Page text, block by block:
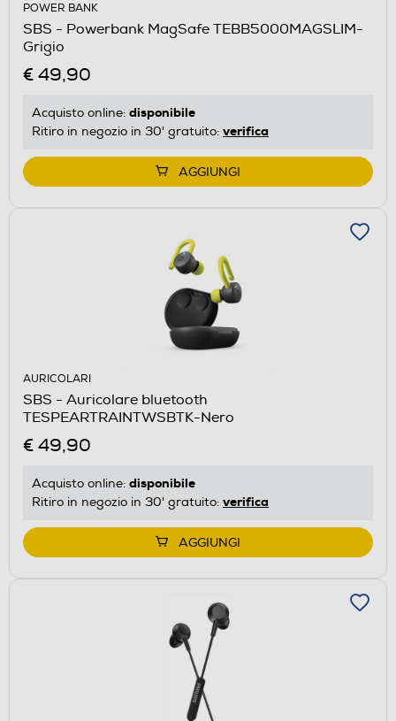
POWER BANK
SBS - Powerbank MagSafe TEBB5000MAGSLIM-
Grigio
€ 49,90
Acquisto online: disponibile
Ritiro in negozio in 30' gratuito: verifica
AGGIUNGI
AURICOLARI
SBS - Auricolare bluetooth
TESPEARTRAINTWSBTK-Nero
€ 49,90
Acquisto online: disponibile
Ritiro in negozio in 30' gratuito: verifica
AGGIUNGI